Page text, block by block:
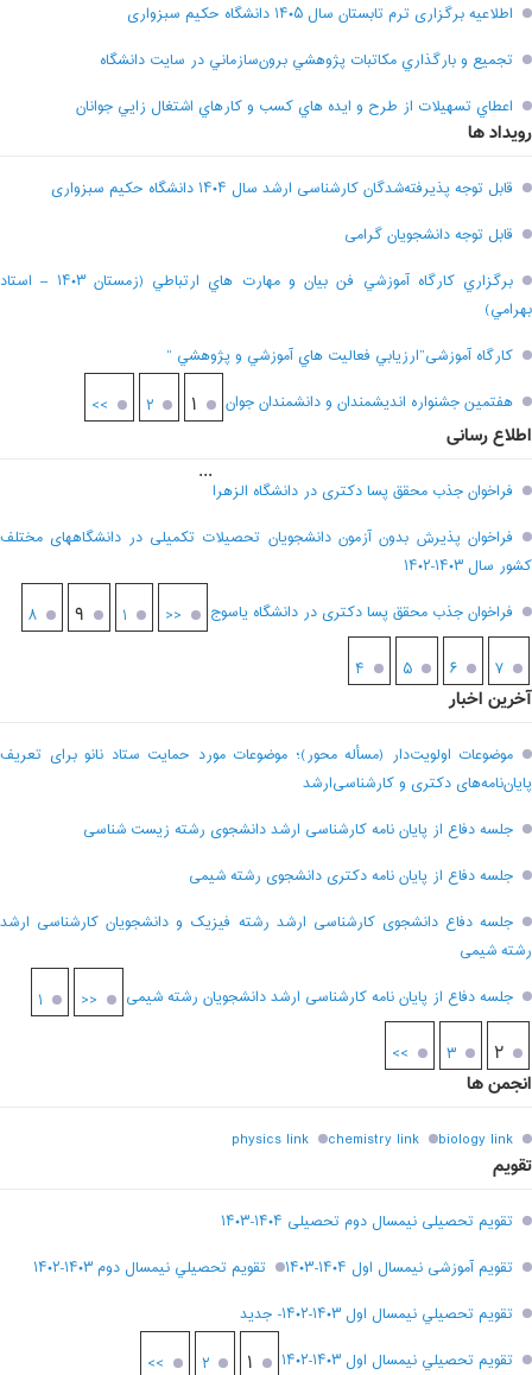
اطلاعیه برگزاری ترم تابستان سال ۱۴۰۵ دانشگاه حکیم سبزواری
تجميع و بارگذاري مکاتبات پژوهشي برون‌سازماني در سايت دانشگاه
اعطاي تسهيلات از طرح و ايده هاي کسب و کارهاي اشتغال زايي جوانان
رویداد ها
قابل توجه پذیرفته‌شدگان کارشناسی ارشد سال ۱۴۰۴ دانشگاه حکیم سبزواری
قابل توجه دانشجویان گرامی
برگزاري کارگاه آموزشي فن بيان و مهارت هاي ارتباطي (زمستان ۱۴۰۳ – استاد
بهرامي)
کارگاه آموزشی”ارزيابي فعاليت هاي آموزشي و پژوهشي “
هفتمين جشنواره انديشمندان و دانشمندان جوان
۱ ۲ >>
اطلاع رسانی
فراخوان جذب محقق پسا دکتری در دانشگاه الزهرا
فراخوان پذیرش بدون آزمون دانشجویان تحصیلات تکمیلی در دانشگاههای مختلف
کشور سال ۱۴۰۳-۱۴۰۲
فراخوان جذب محقق پسا دکتری در دانشگاه یاسوج
<< ۱
...
۴ ۵ ۶ ۷
۸ ۹
آخرین اخبار
موضوعات اولویت‌دار (مسأله محور)؛ موضوعات مورد حمایت ستاد نانو برای تعریف
پایان‌نامه‌های دکتری و کارشناسی‌ارشد
جلسه دفاع از پایان نامه کارشناسی ارشد دانشجوی رشته زیست شناسی
جلسه دفاع از پایان نامه دکتری دانشجوی رشته شیمی
جلسه دفاع دانشجوی کارشناسی ارشد رشته فیزیک و دانشجویان کارشناسی ارشد
رشته شیمی
جلسه دفاع از پایان نامه کارشناسی ارشد دانشجویان رشته شیمی
<< ۱
۲ ۳ >>
انجمن ها
biology link
chemistry link
physics link
تقویم
تقویم تحصیلی نیمسال دوم تحصیلی ۱۴۰۴-۱۴۰۳
تقویم آموزشی نیمسال اول ۱۴۰۴-۱۴۰۳
تقويم تحصيلي نيمسال دوم ۱۴۰۳-۱۴۰۲
تقويم تحصيلي نيمسال اول ۱۴۰۳-۱۴۰۲- جديد
تقويم تحصيلي نيمسال اول ۱۴۰۳-۱۴۰۲
۱ ۲ >>